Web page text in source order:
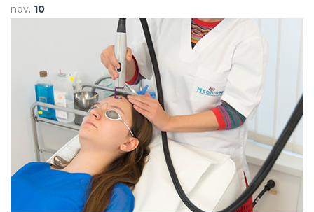
nov. 10